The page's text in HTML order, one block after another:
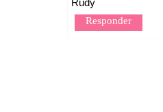
Rudy
Responder